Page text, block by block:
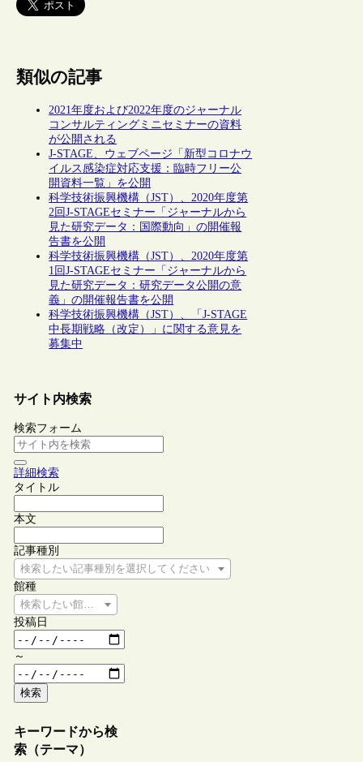
類似の記事
2021年度および2022年度のジャーナル
コンサルティングミニセミナーの資料
が公開される
J-STAGE、ウェブページ「新型コロナウ
イルス感染症対応支援：臨時フリー公
開資料一覧」を公開
科学技術振興機構（JST）、2020年度第
2回J-STAGEセミナー「ジャーナルから
見た研究データ：国際動向」の開催報
告書を公開
科学技術振興機構（JST）、2020年度第
1回J-STAGEセミナー「ジャーナルから
見た研究データ：研究データ公開の意
義」の開催報告書を公開
科学技術振興機構（JST）、「J-STAGE
中長期戦略（改定）」に関する意見を
募集中
サイト内検索
検索フォーム
詳細検索
タイトル
本文
記事種別
検索したい記事種別を選択してください
館種
検索したい館種を選択してください
投稿日
～
検索
キーワードから検
索（テーマ）